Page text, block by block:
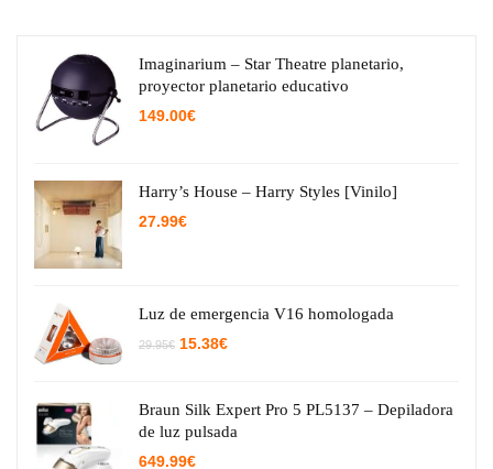
Imaginarium – Star Theatre planetario,
proyector planetario educativo
149.00€
Harry’s House – Harry Styles [Vinilo]
27.99€
Luz de emergencia V16 homologada
29.95€ El
29.95€.
15.38€El
15.38€.
Braun Silk Expert Pro 5 PL5137 – Depiladora
de luz pulsada
649.99€